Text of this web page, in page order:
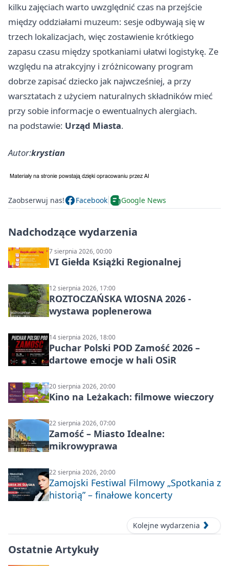
kilku zajęciach warto uwzględnić czas na przejście
między oddziałami muzeum: sesje odbywają się w
trzech lokalizacjach, więc zostawienie krótkiego
zapasu czasu między spotkaniami ułatwi logistykę. Ze
względu na atrakcyjny i zróżnicowany program
dobrze zapisać dziecko jak najwcześniej, a przy
warsztatach z użyciem naturalnych składników mieć
przy sobie informacje o ewentualnych alergiach.
na podstawie: Urząd Miasta.
Autor:krystian
Zaobserwuj nas! Facebook Google News
Nadchodzące wydarzenia
7 sierpnia 2026, 00:00
VI Giełda Książki Regionalnej
12 sierpnia 2026, 17:00
ROZTOCZAŃSKA WIOSNA 2026 -
wystawa poplenerowa
14 sierpnia 2026, 18:00
Puchar Polski POD Zamość 2026 –
dartowe emocje w hali OSiR
20 sierpnia 2026, 20:00
Kino na Leżakach: filmowe wieczory
22 sierpnia 2026, 07:00
Zamość – Miasto Idealne:
mikrowyprawa
22 sierpnia 2026, 20:00
Zamojski Festiwal Filmowy „Spotkania z
historią” – finałowe koncerty
Kolejne wydarzenia
Ostatnie Artykuły